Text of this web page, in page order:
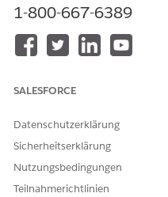
Ab dem 14. Oktober 2025
Anwendung und
auf Data Cloud angezeigt.
Warum erkunden und
Nachdem Sie Ihre Daten
vereinheitlicht haben,
sicherzustellen, dass sie
1-800-667-6389
SALESFORCE
Datenschutzerklärung
Sicherheitserklärung
Nutzungsbedingungen
Teilnahmerichtlinien